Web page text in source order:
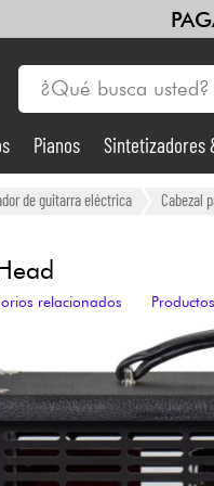
Pianos
Sintetizadores
de guitarra eléctrica Cabezal
relacionados